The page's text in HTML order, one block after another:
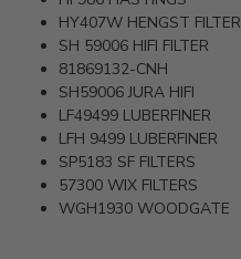
HY407W HENGST FILTER
SH 59006 HIFI FILTER
81869132-CNH
SH59006 JURA HIFI
LF49499 LUBERFINER
LFH 9499 LUBERFINER
SP5183 SF FILTERS
57300 WIX FILTERS
WGH1930 WOODGATE